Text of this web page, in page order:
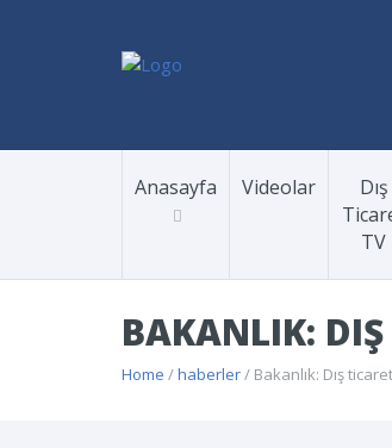
Anasayfa Videolar
Dış
TV
BAKANLIK:
Home /haberler/ Bakanlık: Dış